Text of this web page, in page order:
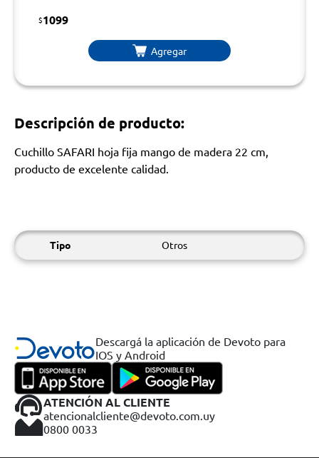
$1099
Agregar
Descripción de producto:
Cuchillo SAFARI hoja fija mango de madera 22 cm,
producto de excelente calidad.
Tipo Otros
Descargá la aplicación de Devoto para
IOS y Android
ATENCIÓN AL CLIENTE
atencionalcliente@devoto.com.uy
0800 0033